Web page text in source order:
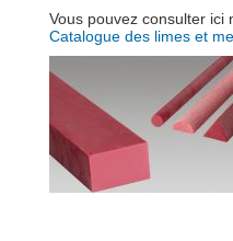
Vous pouvez consulter ici
Catalogue des limes et